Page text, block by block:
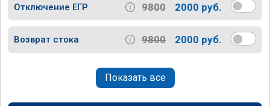
Отключение ЕГР 9800 2000 руб.
Возврат стока 9800 2000 руб.
Показать все